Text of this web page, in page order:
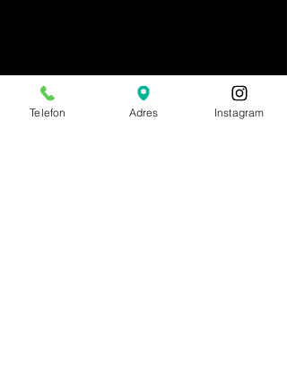
Telefon Adres Instagram